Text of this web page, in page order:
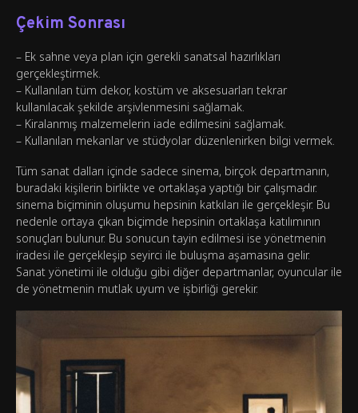
Çekim Sonrası
– Ek sahne veya plan için gerekli sanatsal hazırlıkları
gerçekleştirmek.
– Kullanılan tüm dekor, kostüm ve aksesuarları tekrar
kullanılacak şekilde arşivlenmesini sağlamak.
– Kiralanmış malzemelerin iade edilmesini sağlamak.
– Kullanılan mekanlar ve stüdyolar düzenlenirken bilgi vermek.
Tüm sanat dalları içinde sadece sinema, birçok departmanın,
buradaki kişilerin birlikte ve ortaklaşa yaptığı bir çalışmadır.
sinema biçiminin oluşumu hepsinin katkıları ile gerçekleşir. Bu
nedenle ortaya çıkan biçimde hepsinin ortaklaşa katılımının
sonuçları bulunur. Bu sonucun tayin edilmesi ise yönetmenin
iradesi ile gerçekleşip seyirci ile buluşma aşamasına gelir.
Sanat yönetimi ile olduğu gibi diğer departmanlar, oyuncular ile
de yönetmenin mutlak uyum ve işbirliği gerekir.